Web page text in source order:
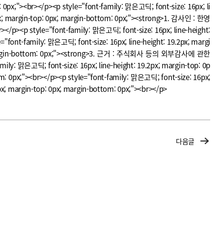
p><p style="font-family: 맑은고딕; font-size: 16px; li
top: 0px; margin-bottom: 0px;"><strong>1. 감사인 : 한영
p><p style="font-family: 맑은고딕; font-size: 16px; line-height:
family: 맑은고딕; font-size: 16px; line-height: 19.2px; margi
0px;"><strong>3. 근거 : 주식회사 등의 외부감사에 관한
맑은고딕; font-size: 16px; line-height: 19.2px; margin-top: 0p
p><p style="font-family: 맑은고딕; font-size: 16px;
margin-top: 0px; margin-bottom: 0px;"><br></p>
다음글